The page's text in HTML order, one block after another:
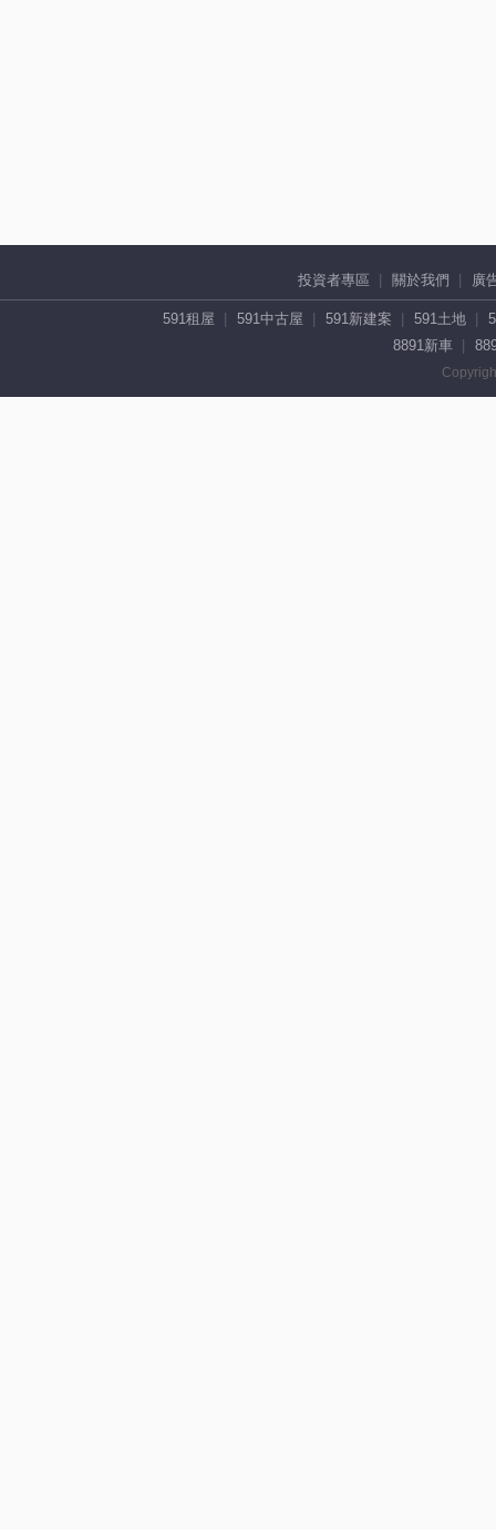
投資者專區 關於我們 廣
591租屋 591中古屋 591新建案 591土地
8891新車